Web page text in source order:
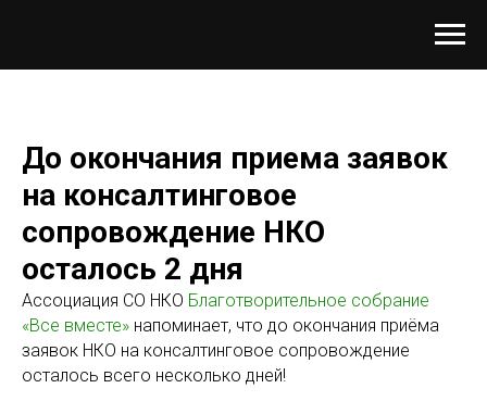
До окончания приема заявок
на консалтинговое
сопровождение НКО
осталось 2 дня
Ассоциация СО НКО Благотворительное собрание
«Все вместе» напоминает, что до окончания приёма
заявок НКО на консалтинговое сопровождение
осталось всего несколько дней!